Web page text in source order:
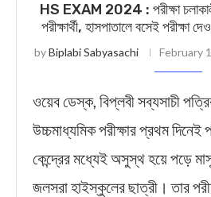
HS EXAM 2024 : পরীক্ষা
পরীক্ষার্থী, হাসপাতালে বসেই পরীক্ষা
byBiplabi Sabyasachi February
ওয়েব ডেস্ক, বিপ্লবী সব্যসাচী
উচ্চমাধ্যমিক পরীক্ষার প্রথম দিনেই
কেন্দ্রের মধ্যেই অসুস্থ হয়ে পড়ে
জলসরা হাইস্কুলের ছাত্রী। তার